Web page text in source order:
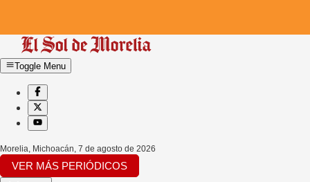
Toggle Menu
Morelia, Michoacán, 7 de agosto de 2026
VER MÁS PERIÓDICOS